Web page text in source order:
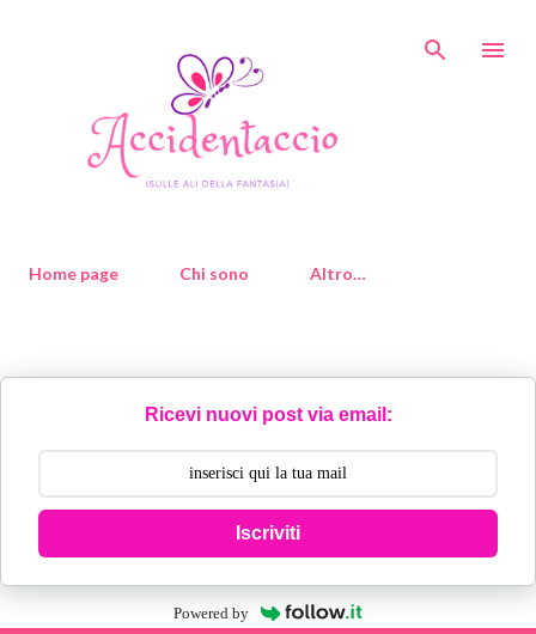
Home page Chi sono Altro…
Ricevi nuovi post via email:
Iscriviti
Powered by